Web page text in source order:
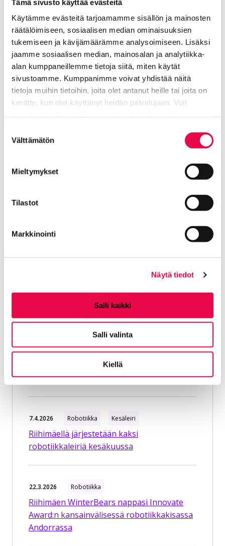
Tämä sivusto käyttää evästeitä
Käytämme evästeitä tarjoamamme sisällön ja mainosten
räätälöimiseen, sosiaalisen median ominaisuuksien
tukemiseen ja kävijämäärämme analysoimiseen. Lisäksi
jaamme sosiaalisen median, mainosalan ja analytiikka-
alan kumppaneillemme tietoja siitä, miten käytät
sivustoamme. Kumppanimme voivat yhdistää näitä
tietoja muihin tietoihin, joita olet antanut heille tai joita on
kerätty, kun olet käyttänyt heidän palvelujaan. Voit
valinta
Välttämätön
Mieltymykset
Tilastot
Markkinointi
Näytä tiedot
Salli kaikki
Salli valinta
Kiellä
Robotiikan opetus ja opiskelu
Kilpailut ja tapahtumat
Kehittäminen ja kansainvälisyys
Yhteistyökumppanit
Kokeiluja ja kokemuksia
robotiikasta
Robotiikka Robotiikka
Riihimäen lapset ja nuoret toteuttavat
näyttelyn Suomen käsityön museoon
Jyväskylään
7.4.2026 Robotiikka Kesäleiri
Riihimäellä järjestetään kaksi
robotiikkaleiriä kesäkuussa
22.3.2026 Robotiikka
Riihimäen WinterBears nappasi Innovate
Award:n kansainvälisessä robotiikkakisassa
Andorrassa